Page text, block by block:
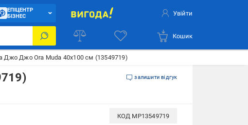
ЕПІЦЕНТР
БІЗНЕС
Увійти
Кошик
Джо Джо Ora Muda 40х100 см (13549719)
залишити відгук
КОД MP13549719